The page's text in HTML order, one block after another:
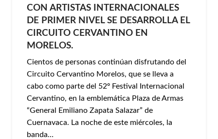
CON ARTISTAS INTERNACIONALES
DE PRIMER NIVEL SE DESARROLLA EL
CIRCUITO CERVANTINO EN
MORELOS.
Cientos de personas continúan disfrutando del
Circuito Cervantino Morelos, que se lleva a
cabo como parte del 52º Festival Internacional
Cervantino, en la emblemática Plaza de Armas
“General Emiliano Zapata Salazar” de
Cuernavaca. La noche de este miércoles, la
banda…